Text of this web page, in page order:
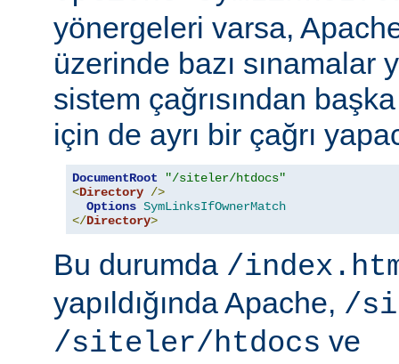
yönergeleri varsa,
üzerinde bazı sınamalar
sistem çağrısından
için de ayrı bir çağrı
DocumentRoot
"/siteler/htdocs"
<Directory />
Options SymLinksIfOwnerMatch
</Directory>
Bu durumda /
yapıldığında Apache, /
/siteler/htdocs ve